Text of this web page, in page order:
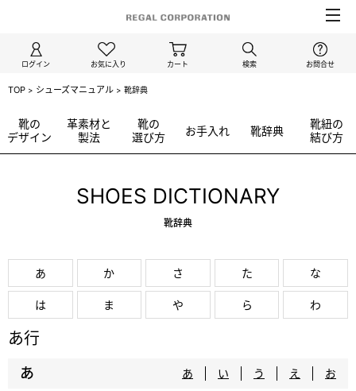
ログイン お気に入り カート 検索 お問合せ
TOP > シューズマニュアル > 靴辞典
靴の
デザイン
革素材と
製法
靴の
選び方
お手入れ 靴辞典
靴紐の
結び方
SHOES DICTIONARY
靴辞典
あ か さ た な
は ま や ら わ
あ行
あ あ い う え お